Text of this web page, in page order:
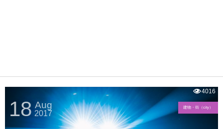
18 Aug
2017
建物・街（city）
4016